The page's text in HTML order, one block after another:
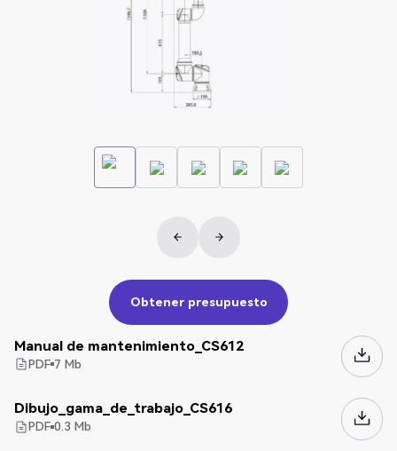
Obtener presupuesto
Obtener presupuesto
Manual de mantenimiento_CS612
PDF 7 Mb
Dibujo_gama_de_trabajo_CS616
PDF 0.3 Mb